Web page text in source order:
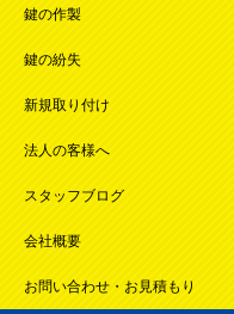
鍵の作製
鍵の紛失
新規取り付け
法人の客様へ
スタッフブログ
会社概要
お問い合わせ・お見積もり